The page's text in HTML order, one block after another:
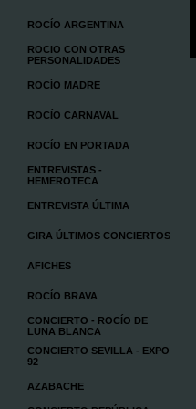
ROCÍO ARGENTINA
ROCIO CON OTRAS
PERSONALIDADES
ROCÍO MADRE
ROCÍO CARNAVAL
ROCÍO EN PORTADA
ENTREVISTAS -
HEMEROTECA
ENTREVISTA ÚLTIMA
GIRA ÚLTIMOS CONCIERTOS
AFICHES
ROCÍO BRAVA
CONCIERTO - ROCÍO DE
LUNA BLANCA
CONCIERTO SEVILLA - EXPO
92
AZABACHE